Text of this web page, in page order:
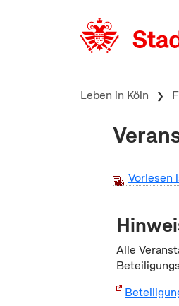
Leben in Köln
Vorlesen
Alle